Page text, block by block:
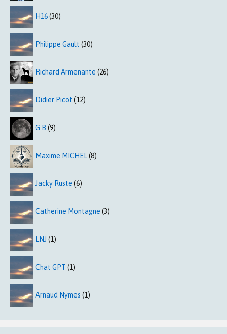
H16(30)
Philippe Gault (30)
Richard Armenante (26)
Didier Picot (12)
G B (9)
Maxime MICHEL(8)
Jacky Ruste (6)
Catherine Montagne (3)
LNJ (1)
Chat GPT (1)
Arnaud Nymes (1)